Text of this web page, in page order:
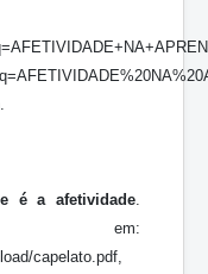
é a afetividade
em:
capelato.pdf,